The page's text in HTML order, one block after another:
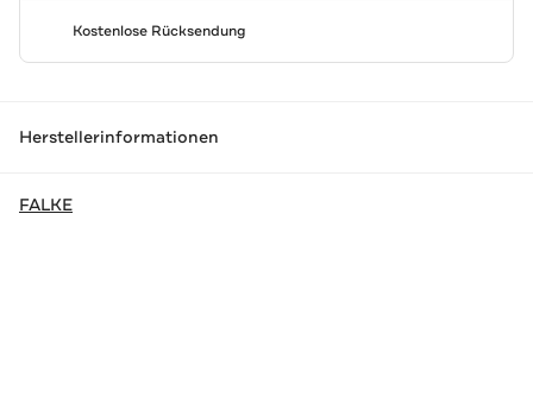
Kostenlose Rücksendung
Herstellerinformationen
FALKE